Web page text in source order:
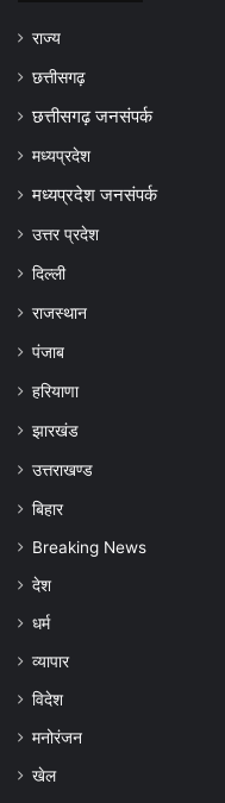
राज्य
छत्तीसगढ़
छत्तीसगढ़ जनसंपर्क
मध्यप्रदेश
मध्यप्रदेश जनसंपर्क
उत्तर प्रदेश
दिल्ली
राजस्थान
पंजाब
हरियाणा
झारखंड
उत्तराखण्ड
बिहार
Breaking News
देश
धर्म
व्यापार
विदेश
मनोरंजन
खेल